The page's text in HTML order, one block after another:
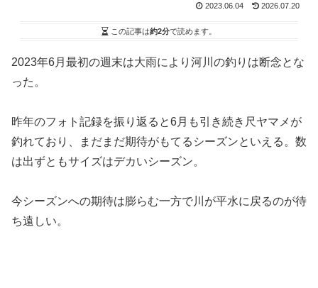
2023.06.04 2026.07.20
この記事は約2分で読めます。
2023年6月最初の週末は大雨により河川の釣りは断念とな
った。
昨年のフォト記録を振り返ると6月も引き続き尺ヤマメが
釣れており、まだまだ期待がもてるシーズンといえる。数
は出ずともサイズはデカいシーズン。
今シーズンへの期待は膨らむ一方で川が平水に戻るのが待
ち遠しい。